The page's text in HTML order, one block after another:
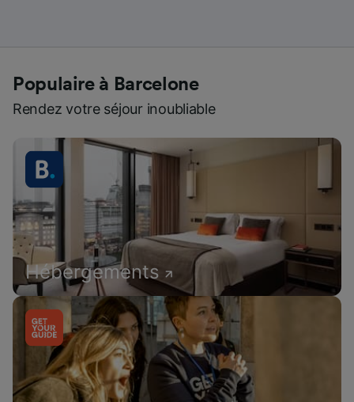
Populaire à Barcelone
Rendez votre séjour inoubliable
Hébergements